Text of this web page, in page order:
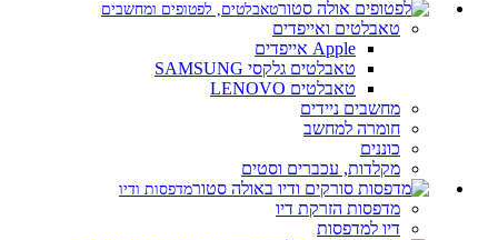
טאבלטים, לפטופים ומחשבים
טאבלטים ואייפדים
Apple אייפדים
טאבלטים גלקסי SAMSUNG
טאבלטים LENOVO
מחשבים ניידים
חומרה למחשב
כוננים
מקלדות, עכברים וסטים
מדפסות ודיו
מדפסות הזרקת דיו
דיו למדפסות